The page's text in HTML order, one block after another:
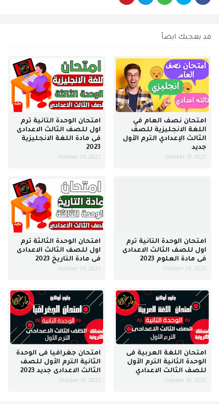
قد يعجبك ايضاً
امتحان نصف العام في
اللغة الانجليزية للصف
الثالث الإعدادي الترم الأول
جديد
October 31, 2022
امتحان الوحدة التانية ترم
اول للصف الثالث الاعدادى
فى مادة اللغة الانجليزية
2023
October 29, 2022
امتحان الوحدة التانية ترم
اول للصف الثالث الاعدادى
فى مادة العلوم 2023
October 29, 2022
امتحان الوحدة الثالثة ترم
اول للصف الثالث الاعدادى
فى مادة التاريخ 2023
October 29, 2022
امتحان اللغة العربية فى
الوحدة الثانية الترم الأول
للصف الثالث الاعدادي
October 16, 2022
امتحان جغرافيا فى الوحدة
الثانية الترم الأول للصف
الثالث الاعدادى جديد 2023
October 16, 2022